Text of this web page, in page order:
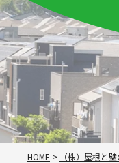
HOME > （株）屋根と